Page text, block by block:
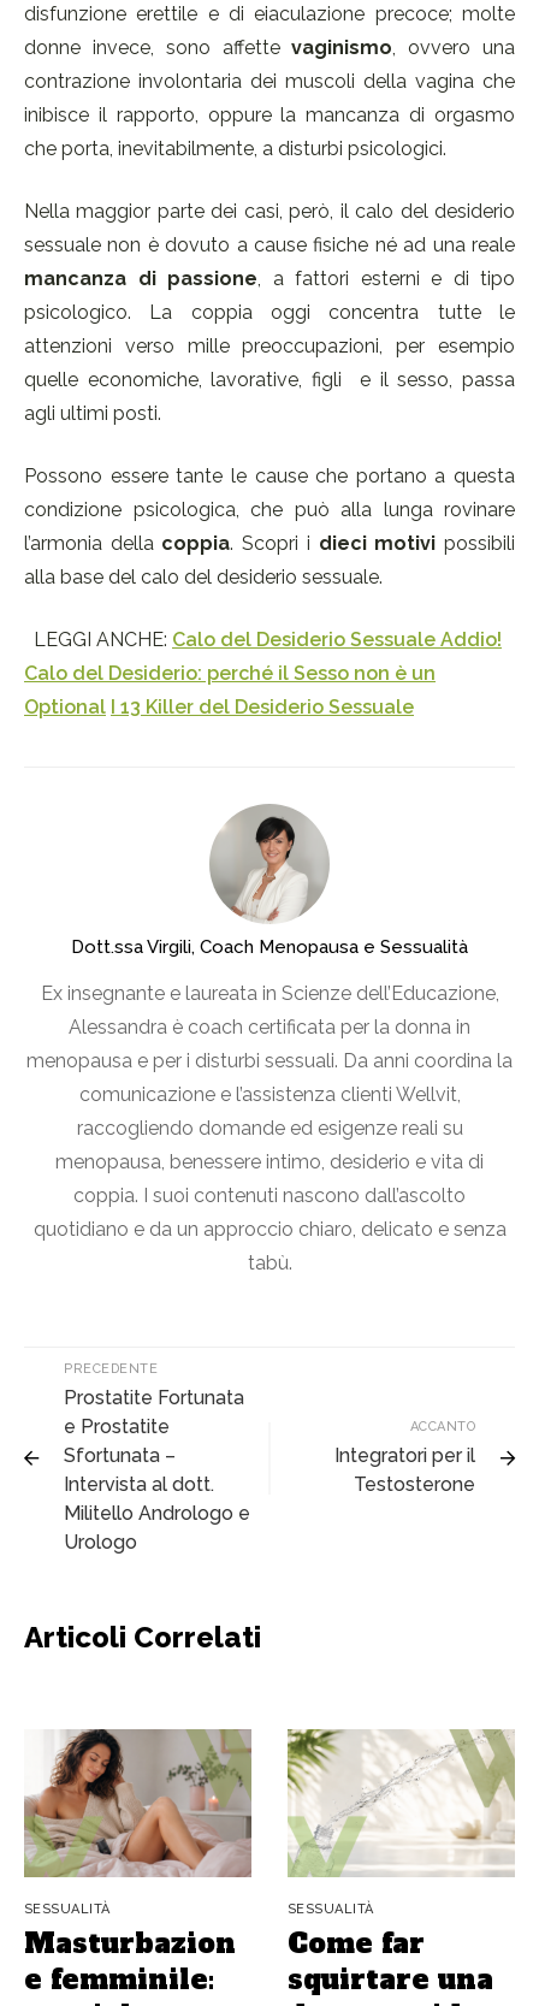
disfunzione erettile e di eiaculazione precoce; molte
donne invece, sono affettevaginismo, ovvero una
contrazione involontaria dei muscoli della vagina che
inibisce il rapporto, oppure la mancanza di orgasmo
che porta, inevitabilmente, a disturbi psicologici.
Nella maggior parte dei casi, però, il calo del desiderio
sessuale non è dovuto a cause fisiche né ad una reale
mancanza di passione, a fattori esterni e di tipo
psicologico. La coppia oggi concentra tutte le
attenzioni verso mille preoccupazioni, per esempio
quelle economiche, lavorative, figli e il sesso, passa
agli ultimi posti.
Possono essere tante le cause che portano a questa
condizione psicologica, che può alla lunga rovinare
l’armonia della coppia. Scopri i dieci motivi possibili
alla base del calo del desiderio sessuale.
LEGGI ANCHE: Calo del Desiderio Sessuale Addio!
Calo del Desiderio: perché il Sesso non è un
Optional
I 13 Killer del Desiderio Sessuale
Dott.ssa Virgili, Coach Menopausa e Sessualità
Ex insegnante e laureata in Scienze dell’Educazione,
Alessandra è coach certificata per la donna in
menopausa e per i disturbi sessuali. Da anni coordina la
comunicazione e l’assistenza clienti Wellvit,
raccogliendo domande ed esigenze reali su
menopausa, benessere intimo, desiderio e vita di
coppia. I suoi contenuti nascono dall’ascolto
quotidiano e da un approccio chiaro, delicato e senza
tabù.
PRECEDENTE
Prostatite Fortunata
e Prostatite
Sfortunata –
Intervista al dott.
Militello Andrologo e
Urologo
ACCANTO
Integratori per il
Testosterone
Articoli Correlati
SESSUALITÀ
Masturbazion
e femminile:
SESSUALITÀ
Come far
squirtare una